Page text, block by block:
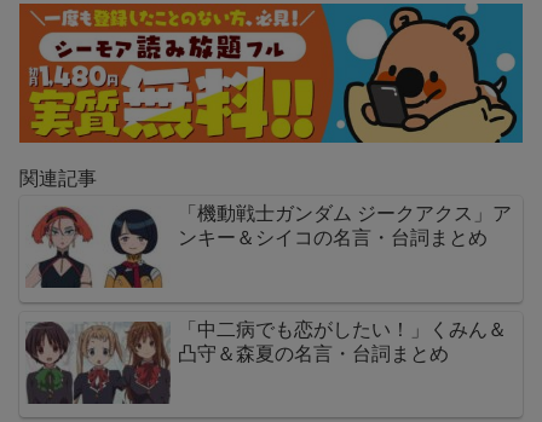
関連記事
「機動戦士ガンダム ジークアクス」ア
ンキー＆シイコの名言・台詞まとめ
「中二病でも恋がしたい！」くみん＆
凸守＆森夏の名言・台詞まとめ